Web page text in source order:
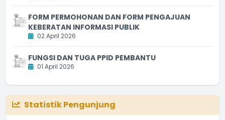
FORM PERMOHONAN DAN FORM PENGAJUAN
KEBERATAN INFORMASI PUBLIK
02 April 2026
FUNGSI DAN TUGA PPID PEMBANTU
01 April 2026
Statistik Pengunjung